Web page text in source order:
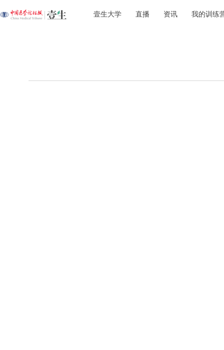
壹生大学 直播 资讯 我的训练